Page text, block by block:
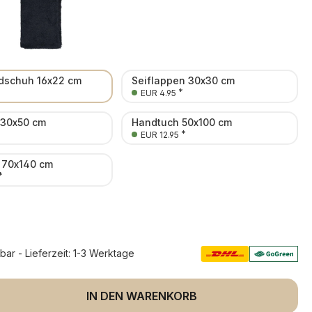
16x22 cm Seiflappen 30x30 cm
EUR 4.95 *
cm Handtuch 50x100 cm
EUR 12.95 *
cm
- Lieferzeit: 1-3 Werktage
Gib den gewünschten Wert
IN DEN WARENKORB